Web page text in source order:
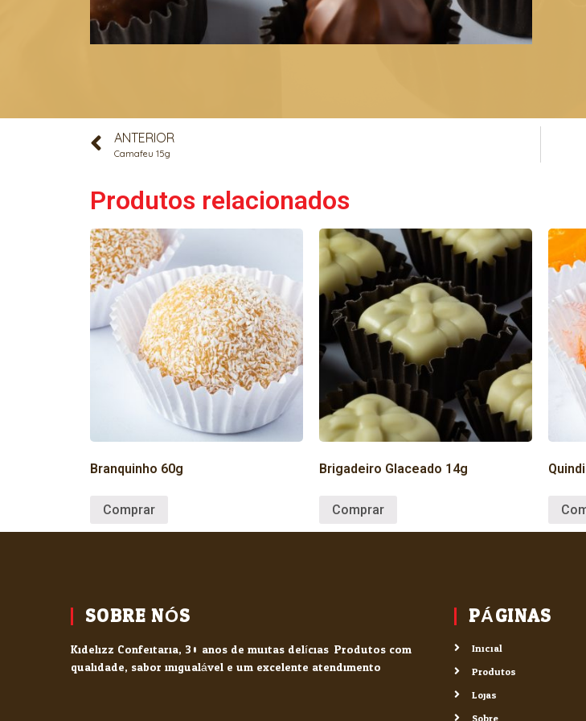
ANTERIOR
Camafeu 15g
Produtos relacionados
Branquinho 60g
Comprar
Brigadeiro Glaceado 14g
Comprar
SOBRE NÓS
Kidelizz Confeitaria, 30 anos de muitas delícias. Produtos com
qualidade, sabor inigualável e um excelente atendimento.
PÁGINAS
Inicial
Produtos
Lojas